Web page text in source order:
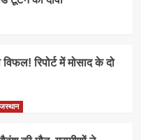
रिपोर्ट में मोसाद के दो